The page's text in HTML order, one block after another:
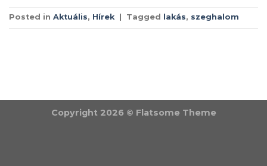
Posted in Aktuális, Hírek Tagged lakás, szeghalom
Copyright 2026 © Flatsome Theme